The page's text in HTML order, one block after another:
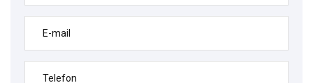
E-mail
Telefon